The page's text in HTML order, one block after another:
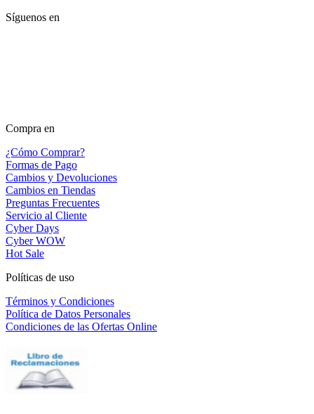
Síguenos en
Compra en
¿Cómo Comprar?
Formas de Pago
Cambios y Devoluciones
Cambios en Tiendas
Preguntas Frecuentes
Servicio al Cliente
Cyber Days
Cyber WOW
Hot Sale
Políticas de uso
Términos y Condiciones
Política de Datos Personales
Condiciones de las Ofertas Online